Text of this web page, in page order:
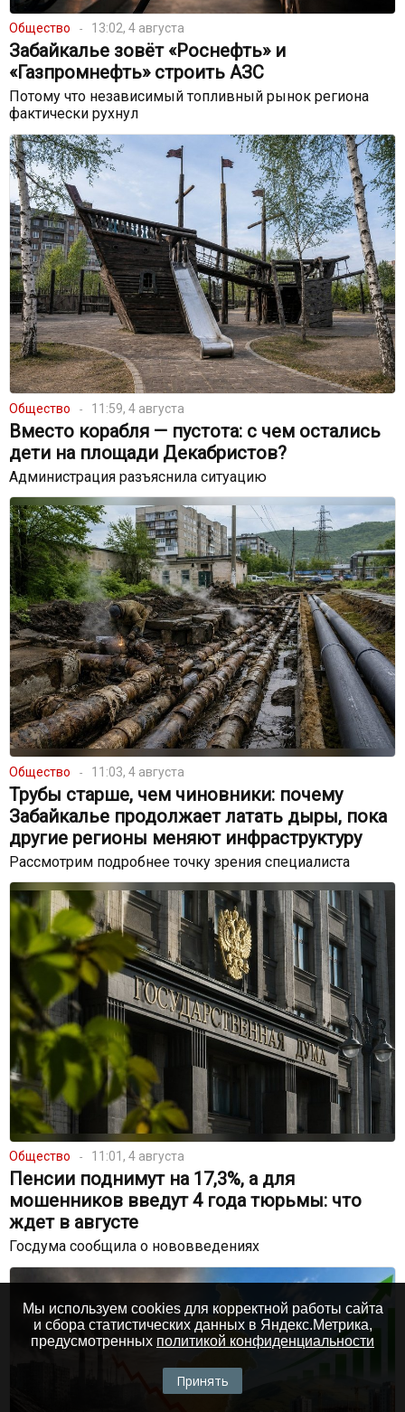
Общество 13:02, 4 августа
Забайкалье зовёт «Роснефть» и
«Газпромнефть» строить АЗС
Потому что независимый топливный рынок региона
фактически рухнул
Общество 11:59, 4 августа
Вместо корабля — пустота: с чем остались
дети на площади Декабристов?
Администрация разъяснила ситуацию
Общество 11:03, 4 августа
Трубы старше, чем чиновники: почему
Забайкалье продолжает латать дыры, пока
другие регионы меняют инфраструктуру
Рассмотрим подробнее точку зрения специалиста
Общество 11:01, 4 августа
Пенсии поднимут на 17,3%, а для
мошенников введут 4 года тюрьмы: что
ждет в августе
Госдума сообщила о нововведениях
Мы используем cookies для корректной работы сайта
и сбора статистических данных в Яндекс.Метрика,
предусмотренных политикой конфиденциальности
Принять